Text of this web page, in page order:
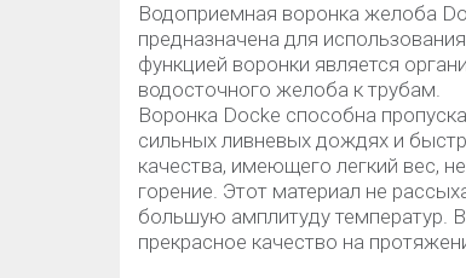
Водоприемная воронка желоба
предназначена для
функцией воронки является
водосточного желоба к трубам.
Воронка Docke способна
сильных ливневых дождях и
качества, имеющего легкий вес,
горение. Этот материал не
большую амплитуду температур.
прекрасное качество на